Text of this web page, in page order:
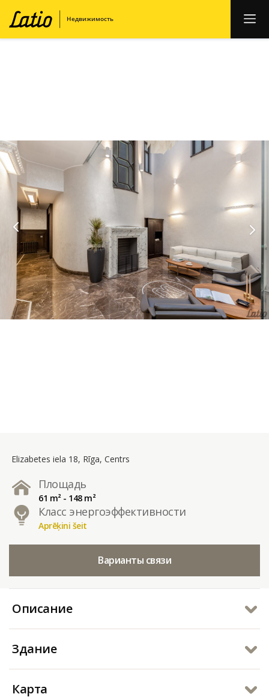
Elizabetes iela 18, Rīga, Centrs
Площадь
61 m² - 148 m²
Класс энергоэффективности
Aprēķini šeit
Варианты связи
Описание
Здание
Карта